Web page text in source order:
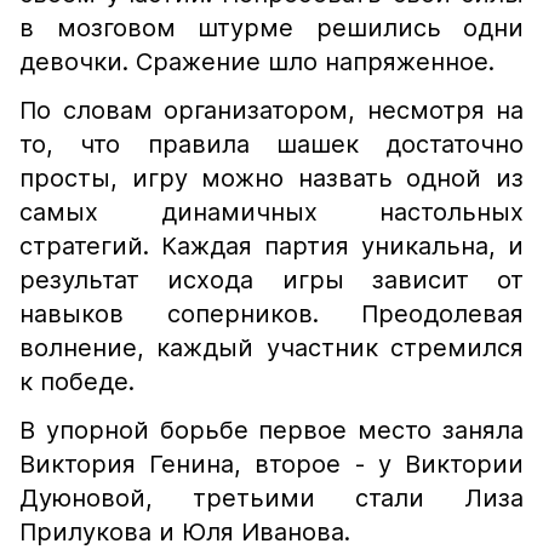
в мозговом штурме решились одни
девочки. Сражение шло напряженное.
По словам организатором, несмотря на
то, что правила шашек достаточно
просты, игру можно назвать одной из
самых динамичных настольных
стратегий. Каждая партия уникальна, и
результат исхода игры зависит от
навыков соперников. Преодолевая
волнение, каждый участник стремился
к победе.
В упорной борьбе первое место заняла
Виктория Генина, второе - у Виктории
Дуюновой, третьими стали Лиза
Прилукова и Юля Иванова.